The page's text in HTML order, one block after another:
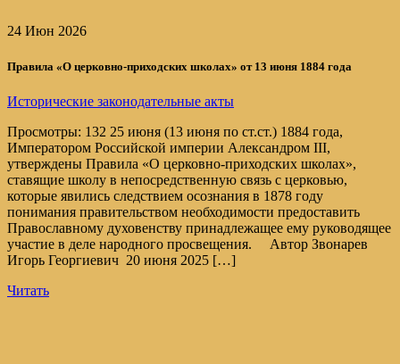
24 Июн 2026
Правила «О церковно-приходских школах» от 13 июня 1884 года
Исторические законодательные акты
Просмотры: 132 25 июня (13 июня по ст.ст.) 1884 года,
Императором Российской империи Александром III,
утверждены Правила «О церковно-приходских школах»,
ставящие школу в непосредственную связь с церковью,
которые явились следствием осознания в 1878 году
понимания правительством необходимости предоставить
Православному духовенству принадлежащее ему руководящее
участие в деле народного просвещения. Автор Звонарев
Игорь Георгиевич 20 июня 2025 […]
Читать